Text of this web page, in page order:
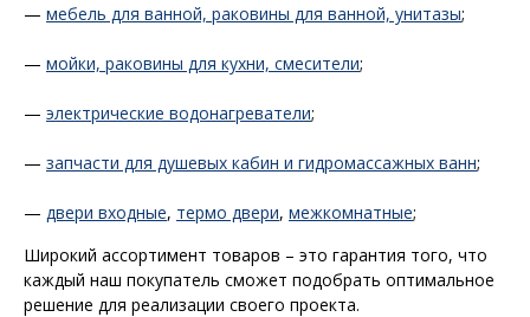
— мебель для ванной, раковины для ванной, унитазы;
— мойки, раковины для кухни, смесители;
— электрические водонагреватели;
— запчасти для душевых кабин и гидромассажных ванн;
— двери входные, термо двери, межкомнатные;
Широкий ассортимент товаров – это гарантия того, что
каждый наш покупатель сможет подобрать оптимальное
решение для реализации своего проекта.